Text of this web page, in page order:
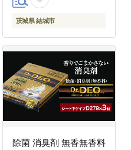
ッション リクライニン
グ 安全 R129 日本製 茨
荷予定(土日祝除く)》--
-yuki_kmt_42_1p---
茨城県 結城市
除菌 消臭剤 無香無香料